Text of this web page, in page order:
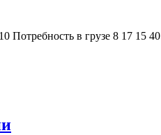
Потребность в грузе 8 17 15 40